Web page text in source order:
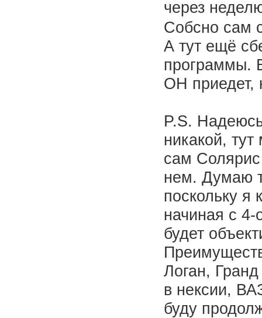
через
Собсно сам
А тут ещё
программы.
ОН приедет,
P.S.
никакой,
сам Солярис
нем. Думаю
поскольку я
начиная с 4-
будет
Логан,
в нексии,
буду